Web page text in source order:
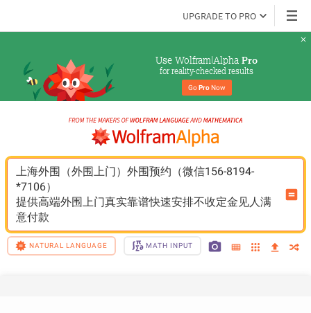
UPGRADE TO PRO
Use Wolfram|Alpha Pro
for reality-checked results
Go Pro Now
上海外围（外围上门）外围预约（微信156-8194-
*7106）
提供高端外围上门真实靠谱快速安排不收定金见人满
意付款
NATURAL LANGUAGE MATH INPUT